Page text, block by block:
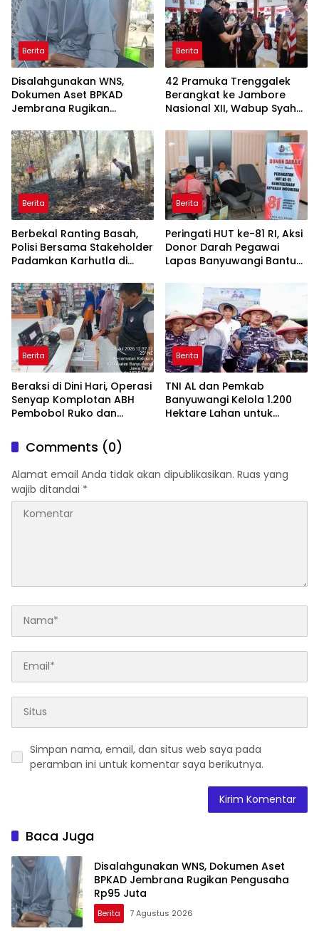
Berita
Disalahgunakan WNS,
Dokumen Aset BPKAD
Jembrana Rugikan
Berita
42 Pramuka Trenggalek
Berangkat ke Jambore
Nasional XII, Wabup Syah
Daerah
Berita
Berbekal Ranting Basah,
Polisi Bersama Stakeholder
Padamkan Karhutla di
Trenggalek
Berita
Peringati HUT ke-81 RI, Aksi
Donor Darah Pegawai
Lapas Banyuwangi Bantu
Berita
Beraksi di Dini Hari, Operasi
Senyap Komplotan ABH
Pembobol Ruko dan
Macan Blambangan
Berita
TNI AL dan Pemkab
Banyuwangi Kelola 1.200
Hektare Lahan untuk
Comments (0)
Alamat email Anda tidak akan dipublikasikan. Ruas yang
wajib ditandai *
Simpan nama, email, dan situs web saya pada
peramban ini untuk komentar saya berikutnya.
Baca Juga
Disalahgunakan WNS, Dokumen Aset
BPKAD Jembrana Rugikan Pengusaha
Rp95 Juta
Berita 7 Agustus 2026